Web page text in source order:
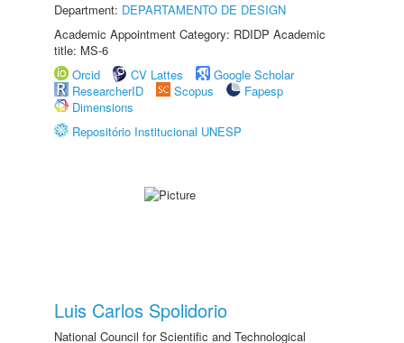
Department: DEPARTAMENTO DE DESIGN
Academic Appointment Category: RDIDP Academic
title: MS-6
Orcid
CV Lattes
Google Scholar
ResearcherID
Scopus
Fapesp
Dimensions
Repositório Institucional UNESP
Luis Carlos Spolidorio
National Council for Scientific and Technological